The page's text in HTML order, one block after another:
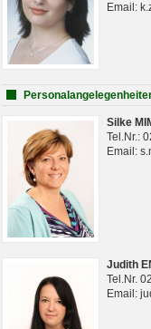
Email:
Silke
Tel.Nr.:
Email:
Judith
Tel.Nr.
Email: